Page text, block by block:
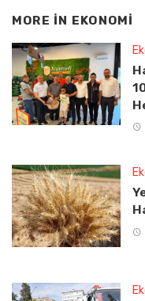
MORE IN EKONOMI